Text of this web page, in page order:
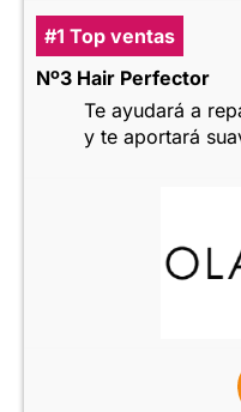
#1 Top ventas
Nº3 Hair Perfector
Te ayudará a
y te aportará